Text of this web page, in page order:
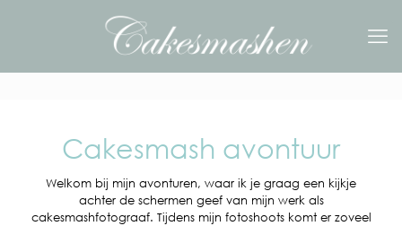
Cakesmash avontuur
Welkom bij mijn avonturen, waar ik je graag een kijkje
achter de schermen geef van mijn werk als
cakesmashfotograaf. Tijdens mijn fotoshoots komt er zoveel